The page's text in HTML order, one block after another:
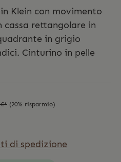
Klein con movimento
cassa rettangolare in
in grigio
Cinturino in pelle
€* (20% risparmio)
di spedizione